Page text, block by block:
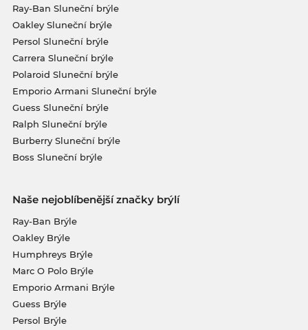
Ray-Ban Sluneční brýle
Oakley Sluneční brýle
Persol Sluneční brýle
Carrera Sluneční brýle
Polaroid Sluneční brýle
Emporio Armani Sluneční brýle
Guess Sluneční brýle
Ralph Sluneční brýle
Burberry Sluneční brýle
Boss Sluneční brýle
Naše nejoblíbenější značky brýlí
Ray-Ban Brýle
Oakley Brýle
Humphreys Brýle
Marc O Polo Brýle
Emporio Armani Brýle
Guess Brýle
Persol Brýle